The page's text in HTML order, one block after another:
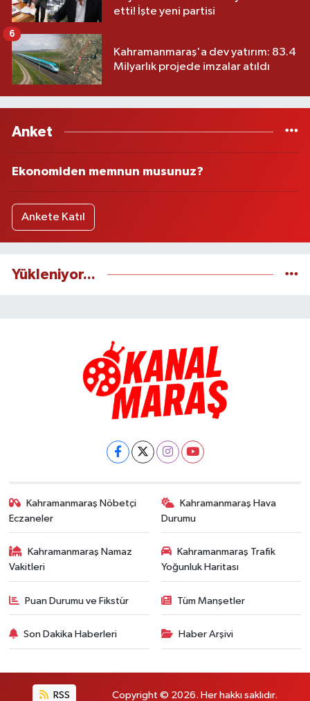
etti! İşte yeni partisi
Kahramanmaraş'a dev yatırım: 83.4
Milyarlık projede imzalar atıldı
6
Anket
Ekonomiden memnun musunuz?
Ankete Katıl
Yükleniyor...
Kahramanmaraş Nöbetçi
Eczaneler
Kahramanmaraş Hava
Durumu
Kahramanmaraş Namaz
Vakitleri
Kahramanmaraş Trafik
Yoğunluk Haritası
Puan Durumu ve Fikstür Tüm Manşetler
Son Dakika Haberleri Haber Arşivi
RSS Copyright © 2026. Her hakkı saklıdır.